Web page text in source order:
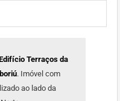
Terraços da
. Imóvel com
ao lado da